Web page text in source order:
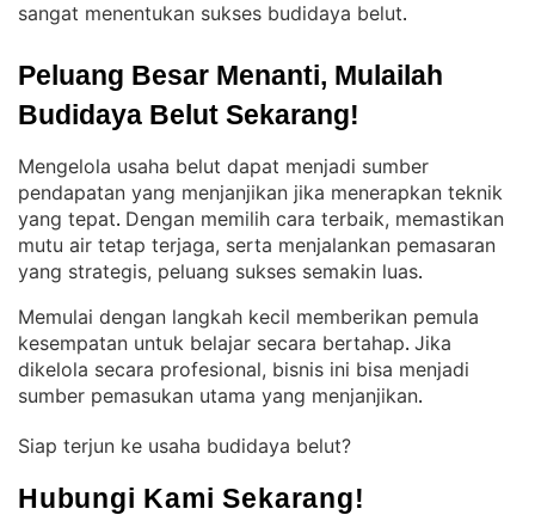
sangat menentukan sukses budidaya belut.
Peluang Besar Menanti, Mulailah
Budidaya Belut Sekarang!
Mengelola usaha belut dapat menjadi sumber
pendapatan yang menjanjikan jika menerapkan teknik
yang tepat. Dengan memilih cara terbaik, memastikan
mutu air tetap terjaga, serta menjalankan pemasaran
yang strategis, peluang sukses semakin luas.
Memulai dengan langkah kecil memberikan pemula
kesempatan untuk belajar secara bertahap. Jika
dikelola secara profesional, bisnis ini bisa menjadi
sumber pemasukan utama yang menjanjikan.
Siap terjun ke usaha budidaya belut?
Hubungi Kami Sekarang!